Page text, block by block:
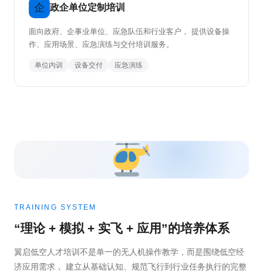
企 政企单位定制培训
面向政府、企事业单位、应急队伍和行业客户， 提供设备操
作、应用场景、应急演练与交付培训服务。
单位内训 设备交付 应急演练
TRAINING SYSTEM
“理论 + 模拟 + 实飞 + 应用”的培养体系
翼启低空人才培训不是单一的无人机操作教学，而是围绕低空经
济应用需求， 建立从基础认知、规范飞行到行业任务执行的完整